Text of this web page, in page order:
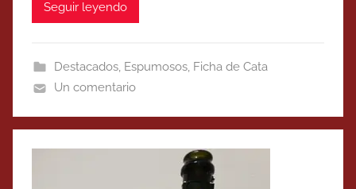
Seguir leyendo
Destacados, Espumosos, Ficha de Cata
Un comentario